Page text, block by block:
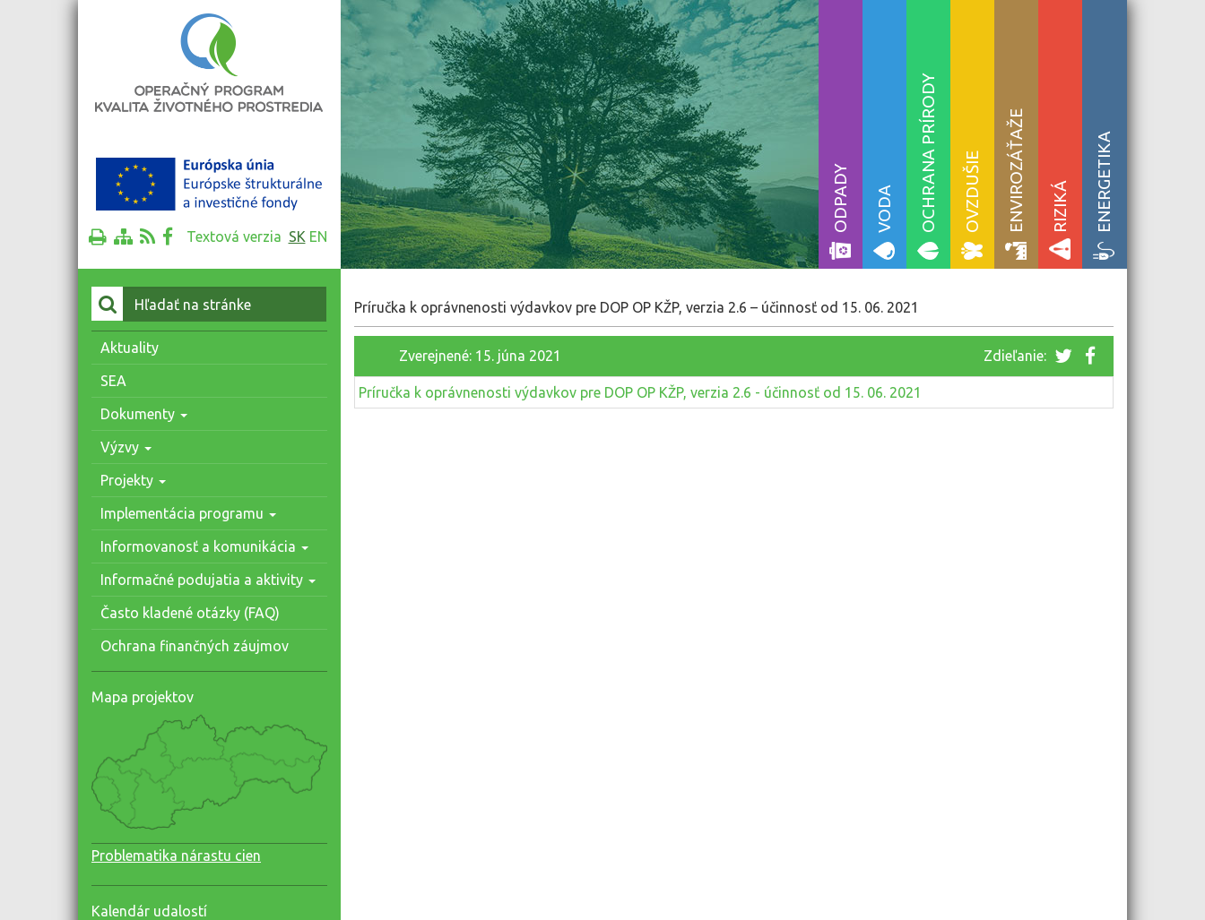
Textová verzia SK EN
ODPADY VODA OCHRANA PRÍRODY OVZDUŠIE ENVIROZÁŤAŽE RIZIKÁ ENERGETIKA
Vyhľadať:
Aktuality
SEA
Dokumenty
Výzvy
Projekty
Implementácia programu
Informovanosť a komunikácia
Informačné podujatia a aktivity
Často kladené otázky (FAQ)
Ochrana finančných záujmov
Mapa projektov
Problematika nárastu cien
Kalendár udalostí
Príručka k oprávnenosti výdavkov pre DOP OP KŽP, verzia 2.6 – účinnosť od 15. 06. 2021
Zverejnené: 15. júna 2021 Zdieľanie:
Príručka k oprávnenosti výdavkov pre DOP OP KŽP, verzia 2.6 - účinnosť od 15. 06. 2021